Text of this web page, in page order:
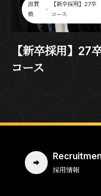
滋賀
県
【新卒採用】27
コース
【新卒採用】
コース
採用情報